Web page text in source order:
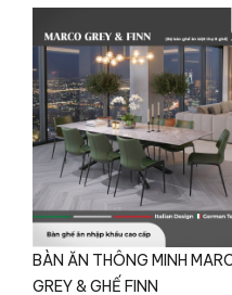
Thiết kế: Tựa lưng
hỗ trợ tư thế ngồi
Ghế Finn cho phép
mạ chân, giúp mỗi
dấu ấn cá nhân rõ
Ưu điểm nổi bật
Grey là gì?
Bàn ăn thông minh
để dung hòa trọn vẹn
BÀN ĂN THÔNG MINH
GREY & GHẾ FINN